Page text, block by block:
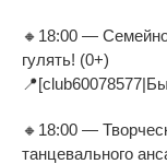
🔸18:00 —
гулять! (0+)
🔸18:00 —
танцевального